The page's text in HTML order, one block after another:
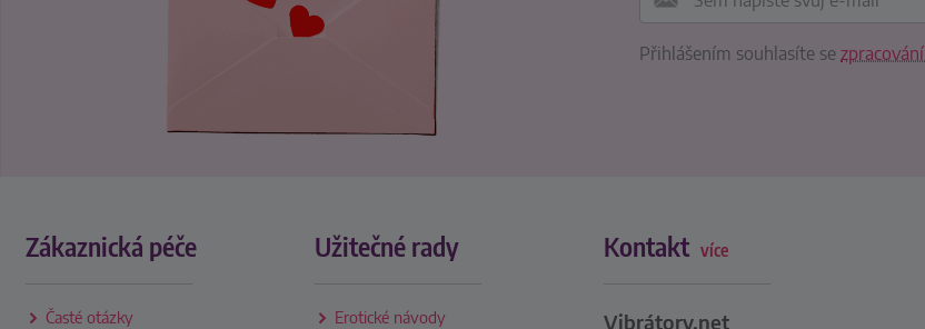
Přihlášením souhlasíte se
Zákaznická péče
Časté otázky
Užitečné rady
Erotické návody
Kontakt více
Vibrátory.net